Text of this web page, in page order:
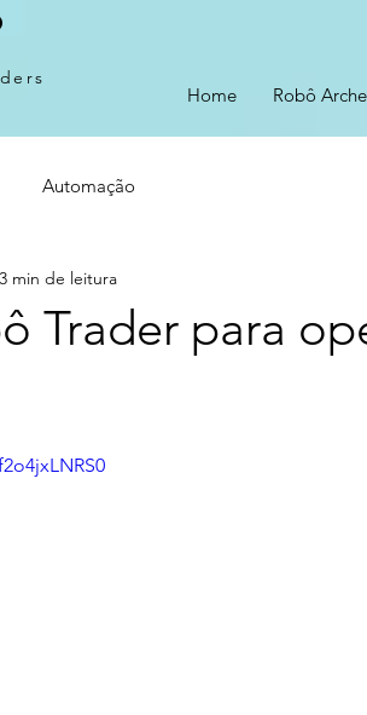
Home Robô
Automação
Trader para
3 min de leitura